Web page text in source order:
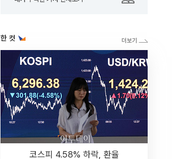
한 컷
코스피 4.58% 하락, 환율